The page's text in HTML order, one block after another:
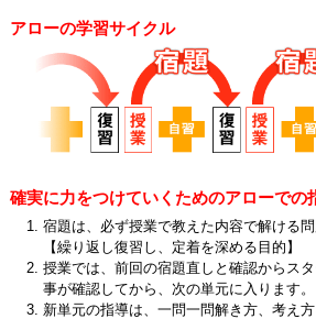
アローの学習サイクル
確実に力をつけていくためのアローでの
宿題は、必ず授業で教えた内容で解ける問
【繰り返し復習し、定着を深める目的】
授業では、前回の宿題直しと確認からス
事が確認してから、次の単元に入ります。
新単元の指導は、一問一問解き方、考え